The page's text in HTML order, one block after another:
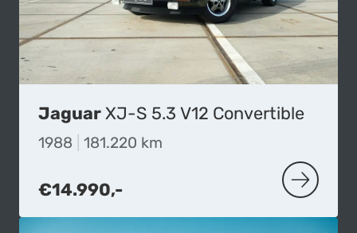
Jaguar XJ-S 5.3 V12 Convertible
1988 181.220 km
€14.990,- MEER